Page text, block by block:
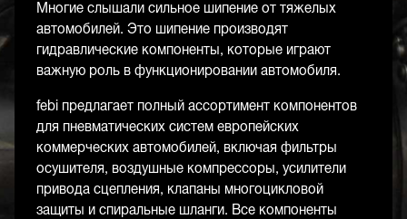
Многие слышали сильное шипение от тяжелых
автомобилей. Это шипение производят
гидравлические компоненты, которые играют
важную роль в функционировании автомобиля.
febi предлагает полный ассортимент компонентов
для пневматических систем европейских
коммерческих автомобилей, включая фильтры
осушителя, воздушные компрессоры, усилители
привода сцепления, клапаны многоцикловой
защиты и спиральные шланги. Все компоненты